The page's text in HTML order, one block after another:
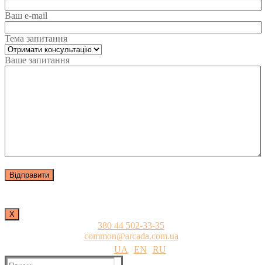
Ваш e-mail
Тема запитання
Ваше запитання
Х
380 44 502-33-35
common@arcada.com.ua
UA
EN
RU
Пошук: